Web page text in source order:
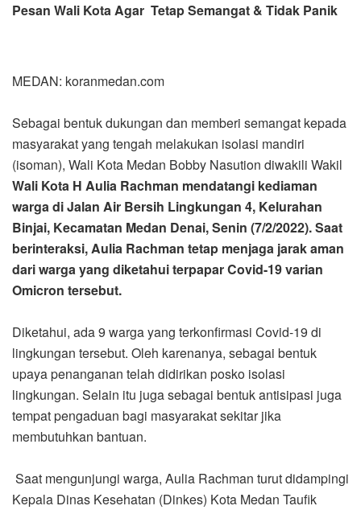
Pesan Wali Kota Agar Tetap Semangat & Tidak Panik
MEDAN: koranmedan.com
Sebagai bentuk dukungan dan memberi semangat kepada
masyarakat yang tengah melakukan isolasi mandiri
(isoman), Wali Kota Medan Bobby Nasution diwakili Wakil
Wali Kota H Aulia Rachman mendatangi kediaman
warga di Jalan Air Bersih Lingkungan 4, Kelurahan
Binjai, Kecamatan Medan Denai, Senin (7/2/2022). Saat
berinteraksi, Aulia Rachman tetap menjaga jarak aman
dari warga yang diketahui terpapar Covid-19 varian
Omicron tersebut.
Diketahui, ada 9 warga yang terkonfirmasi Covid-19 di
lingkungan tersebut. Oleh karenanya, sebagai bentuk
upaya penanganan telah didirikan posko isolasi
lingkungan. Selain itu juga sebagai bentuk antisipasi juga
tempat pengaduan bagi masyarakat sekitar jika
membutuhkan bantuan.
Saat mengunjungi warga, Aulia Rachman turut didampingi
Kepala Dinas Kesehatan (Dinkes) Kota Medan Taufik